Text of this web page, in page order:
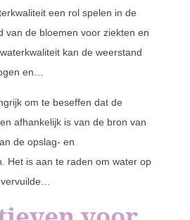
een rol spelen in de
van de bloemen voor ziekten en
kan de weerstand
en…
om te beseffen dat de
afhankelijk is van de bron van
de opslag- en
Het is aan te raden om water op